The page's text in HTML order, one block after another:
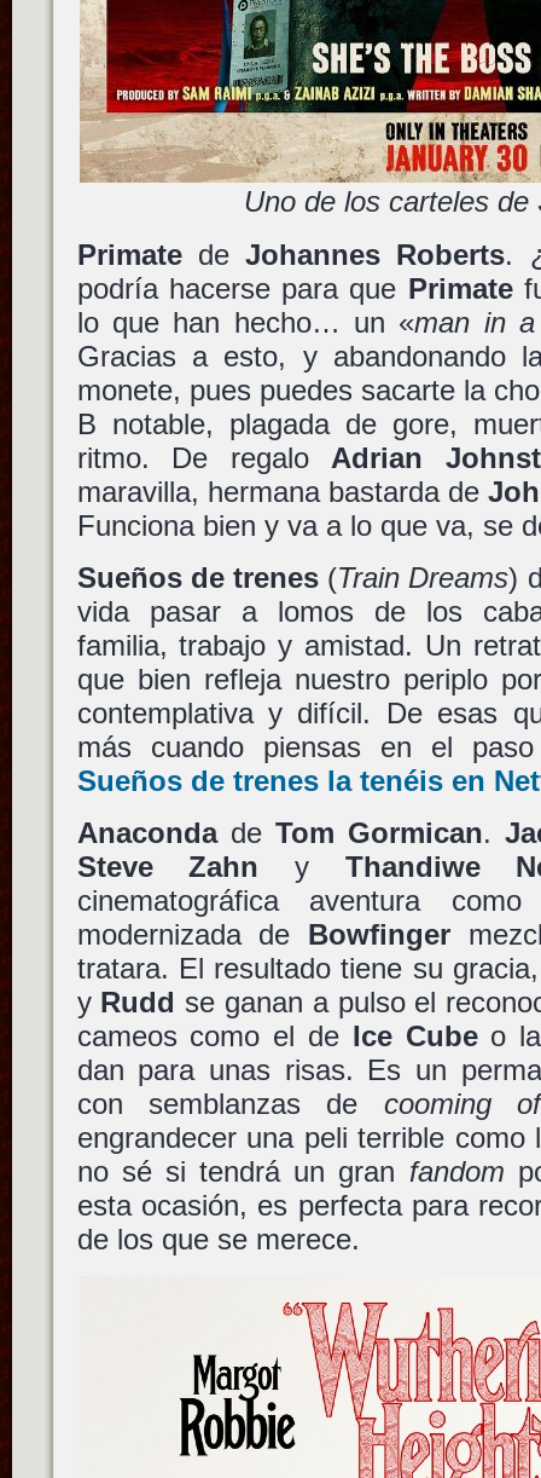
Uno de los carteles de
PrimatedeJohannes Roberts.
podría hacerse para que Primate
lo que han hecho… un «man in
Gracias a esto, y abandonando
monete, pues puedes sacarte la
B notable, plagada de gore,
ritmo. De regalo Adrian
maravilla, hermana bastarda de
Funciona bien y va a lo que va, se
Sueños de trenes(Train Dreams)
vida pasar a lomos de los
familia, trabajo y amistad. Un
que bien refleja nuestro periplo
contemplativa y difícil. De esas
más cuando piensas en el
Sueños de trenesla tenéis en
Anacondade Tom Gormican.
Steve Zahn y Thandiwe
cinematográfica aventura
modernizada de Bowfinger
tratara. El resultado tiene su
y Rudd se ganan a pulso el
cameos como el de Ice Cubeo la
dan para unas risas. Es un
con semblanzas de cooming
engrandecer una peli terrible
no sé si tendrá un gran fandom
esta ocasión, es perfecta para
de los que se merece.